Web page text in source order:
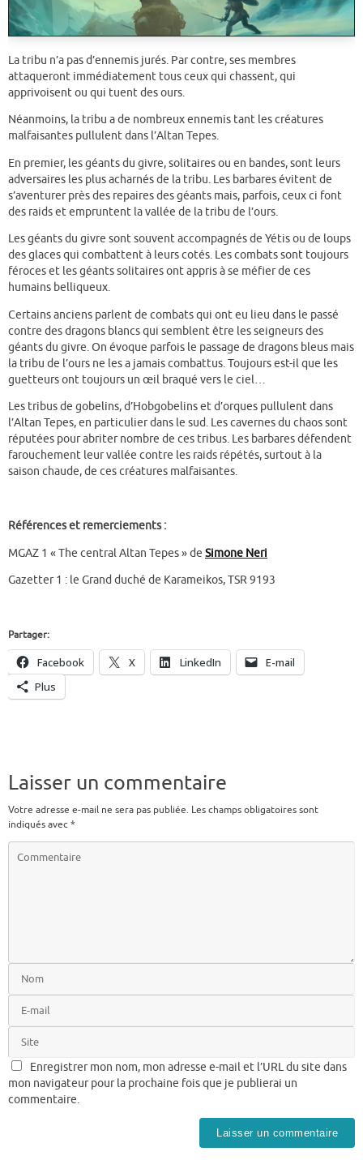
La tribu n’a pas d’ennemis jurés. Par contre, ses membres
attaqueront immédiatement tous ceux qui chassent, qui
apprivoisent ou qui tuent des ours.
Néanmoins, la tribu a de nombreux ennemis tant les créatures
malfaisantes pullulent dans l’Altan Tepes.
En premier, les géants du givre, solitaires ou en bandes, sont leurs
adversaires les plus acharnés de la tribu. Les barbares évitent de
s’aventurer près des repaires des géants mais, parfois, ceux ci font
des raids et empruntent la vallée de la tribu de l’ours.
Les géants du givre sont souvent accompagnés de Yétis ou de loups
des glaces qui combattent à leurs cotés. Les combats sont toujours
féroces et les géants solitaires ont appris à se méfier de ces
humains belliqueux.
Certains anciens parlent de combats qui ont eu lieu dans le passé
contre des dragons blancs qui semblent être les seigneurs des
géants du givre. On évoque parfois le passage de dragons bleus mais
la tribu de l’ours ne les a jamais combattus. Toujours est-il que les
guetteurs ont toujours un œil braqué vers le ciel…
Les tribus de gobelins, d’Hobgobelins et d’orques pullulent dans
l’Altan Tepes, en particulier dans le sud. Les cavernes du chaos sont
réputées pour abriter nombre de ces tribus. Les barbares défendent
farouchement leur vallée contre les raids répétés, surtout à la
saison chaude, de ces créatures malfaisantes.
Références et remerciements :
MGAZ 1 « The central Altan Tepes » de Simone Neri
Gazetter 1 : le Grand duché de Karameikos, TSR 9193
Partager:
Facebook X LinkedIn
E-mail
Plus
Laisser un commentaire
Votre adresse e-mail ne sera pas publiée. Les champs obligatoires sont
indiqués avec*
Enregistrer mon nom, mon adresse e-mail et l’URL du site dans
mon navigateur pour la prochaine fois que je publierai un
commentaire.